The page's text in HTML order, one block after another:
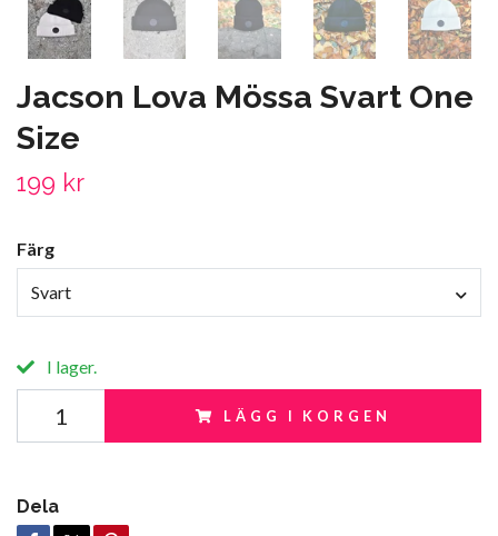
Jacson Lova Mössa Svart One
Size
199 kr
Färg
Svart
I lager.
LÄGG I KORGEN
Dela